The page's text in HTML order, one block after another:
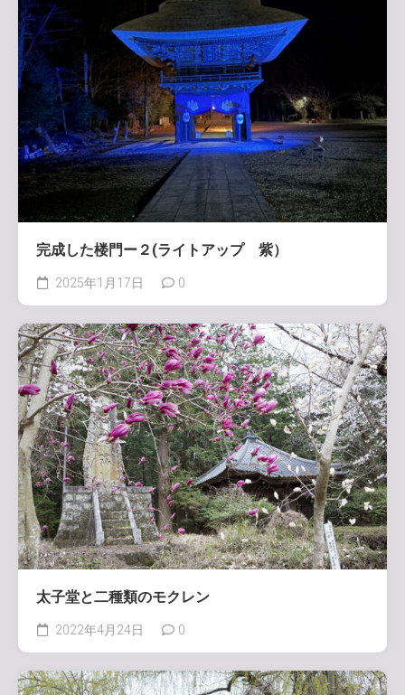
完成した楼門ー２(ライトアップ 紫）
2025年1月17日 0
太子堂と二種類のモクレン
2022年4月24日 0